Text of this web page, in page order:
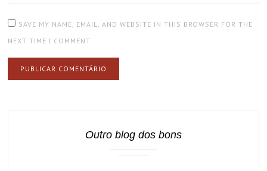
SAVE MY NAME, EMAIL, AND WEBSITE IN THIS BROWSER FOR THE
NEXT TIME I COMMENT.
Outro blog dos bons